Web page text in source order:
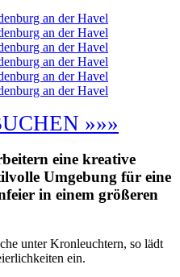
»»»
eine kreative
Umgebung für eine
in einem größeren
unter Kronleuchtern, so lädt
ein.